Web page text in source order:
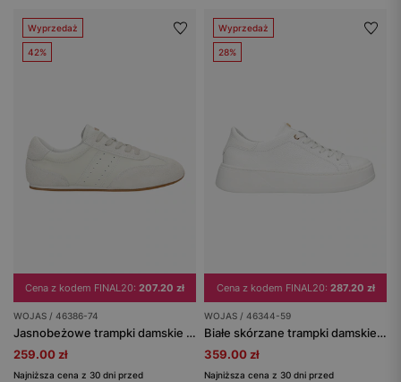
Wyprzedaż
42%
Cena z kodem FINAL20: 207.20 zł
WOJAS / 46386-74
Jasnobeżowe trampki damskie na niskiej podeszwie
259.00 zł
Najniższa cena z 30 dni przed
Wyprzedaż
28%
Cena z kodem FINAL20: 287.20 zł
WOJAS / 46344-59
Białe skórzane trampki damskie ze złotymi elementami
359.00 zł
Najniższa cena z 30 dni przed